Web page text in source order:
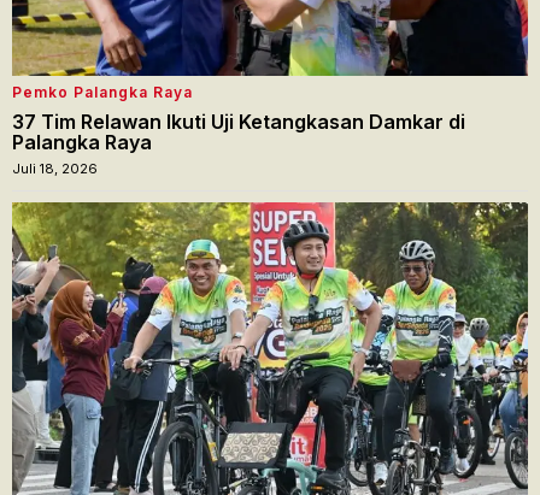
Pemko Palangka Raya
37 Tim Relawan Ikuti Uji Ketangkasan Damkar di
Palangka Raya
Juli 18, 2026